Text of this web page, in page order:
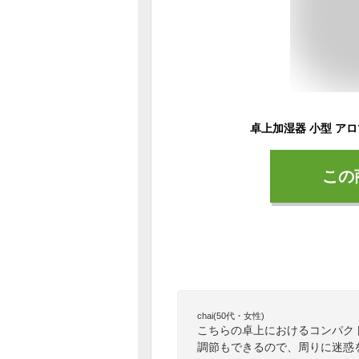
こ
chai(50代・女性)
こちらの卓上におけるコンパ
調節もできるので、周りに迷